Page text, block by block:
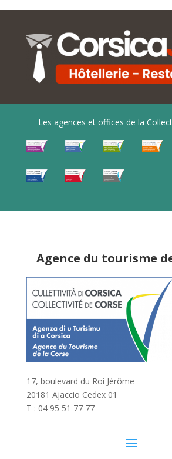
Les agences et offices de la
Agence du tourisme
17, boulevard du Roi Jérôme
20181 Ajaccio Cedex 01
T : 04 95 51 77 77